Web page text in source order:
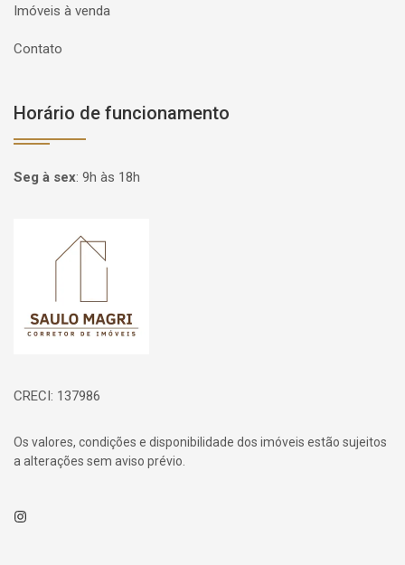
Imóveis à venda
Contato
Horário de funcionamento
Seg à sex: 9h às 18h
Página inicial
CRECI: 137986
Os valores, condições e disponibilidade dos imóveis estão sujeitos
a alterações sem aviso prévio.
Instagram